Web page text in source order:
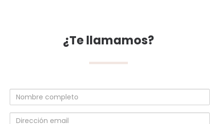
¿Te llamamos?
Nombre
completo
Dirección